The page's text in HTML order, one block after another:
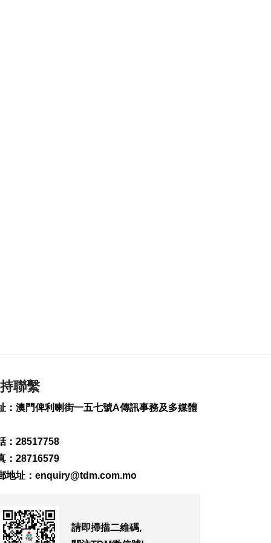
未來數日仍酷熱 下週
中驟雨增多
案 擬向俄油氣買家徵
西班牙對意大利實施
聯繫
：澳門俾利喇街一五七號A傳訊事務及多媒體
：28517758
：28716579
地址： enquiry@tdm.com.mo
請即掃描二維碼,